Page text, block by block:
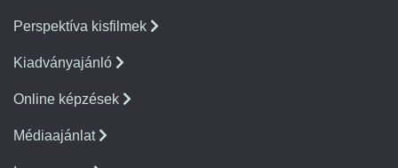
Perspektíva kisfilmek
Kiadványajánló
Online képzések
Médiaajánlat